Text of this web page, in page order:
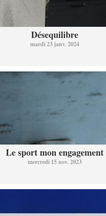
Désequilibre
mardi 23 janv. 2024
Le sport mon engagement
mercredi 15 nov. 2023